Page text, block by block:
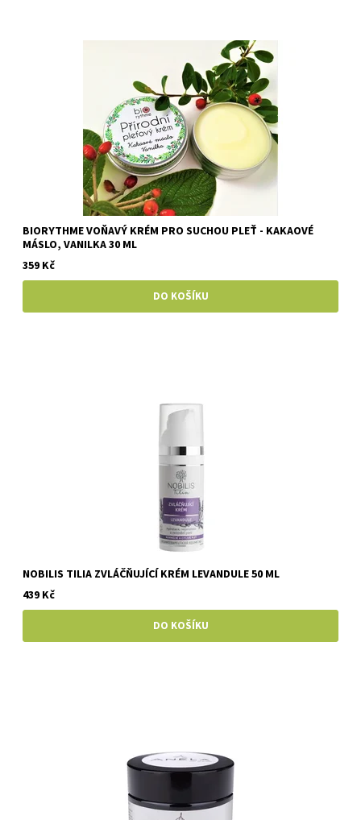
BIORYTHME VOŇAVÝ KRÉM PRO SUCHOU PLEŤ - KAKAOVÉ
MÁSLO, VANILKA 30 ML
359 Kč
NOBILIS TILIA ZVLÁČŇUJÍCÍ KRÉM LEVANDULE 50 ML
439 Kč